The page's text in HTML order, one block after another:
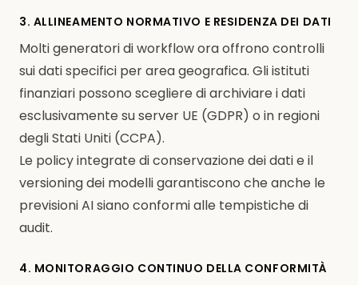
3. ALLINEAMENTO NORMATIVO E RESIDENZA DEI DATI
Molti generatori di workflow ora offrono controlli
sui dati specifici per area geografica. Gli istituti
finanziari possono scegliere di archiviare i dati
esclusivamente su server UE (GDPR) o in regioni
degli Stati Uniti (CCPA).
Le policy integrate di conservazione dei dati e il
versioning dei modelli garantiscono che anche le
previsioni AI siano conformi alle tempistiche di
audit.
4. MONITORAGGIO CONTINUO DELLA CONFORMITÀ